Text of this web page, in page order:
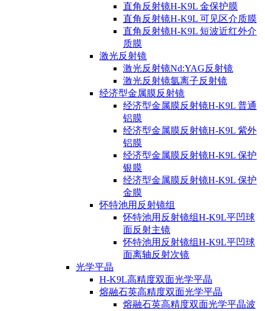
直角反射镜H-K9L 金保护膜
直角反射镜H-K9L 可见区介质膜
直角反射镜H-K9L 短波近红外介
质膜
激光反射镜
激光反射镜Nd:YAG反射镜
激光反射镜氩离子反射镜
经济型金属膜反射镜
经济型金属膜反射镜H-K9L 普通
铝膜
经济型金属膜反射镜H-K9L 紫外
铝膜
经济型金属膜反射镜H-K9L 保护
银膜
经济型金属膜反射镜H-K9L 保护
金膜
怀特池用反射镜组
怀特池用反射镜组H-K9L平凹球
面反射主镜
怀特池用反射镜组H-K9L平凹球
面离轴反射次镜
光学平晶
H-K9L高精度双面光学平晶
熔融石英高精度双面光学平晶
熔融石英高精度双面光学平晶波